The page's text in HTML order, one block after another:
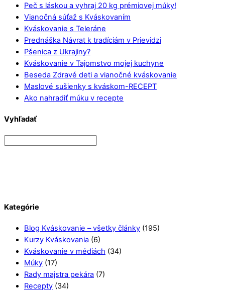
Peč s láskou a vyhraj 20 kg prémiovej múky!
Vianočná súťaž s Kváskovaním
Kváskovanie s Teleráne
Prednáška Návrat k tradíciám v Prievidzi
Pšenica z Ukrajiny?
Kváskovanie v Tajomstvo mojej kuchyne
Beseda Zdravé deti a vianočné kváskovanie
Maslové sušienky s kváskom-RECEPT
Ako nahradiť múku v recepte
Vyhľadať
Kategórie
Blog Kváskovanie – všetky články (195)
Kurzy Kváskovania (6)
Kváskovanie v médiách (34)
Múky (17)
Rady majstra pekára (7)
Recepty (34)